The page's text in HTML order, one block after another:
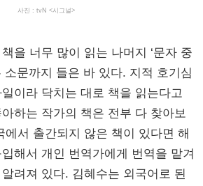
사진 : tvN <시그널>
을 너무 많이 읽는 나머지 ‘문자 중
소문까지 들은 바 있다. 지적 호기심
이라 닥치는 대로 책을 읽는다고
하는 작가의 책은 전부 다 찾아보
에서 출간되지 않은 책이 있다면 해
해서 개인 번역가에게 번역을 맡겨
려져 있다. 김혜수는 외국어로 된